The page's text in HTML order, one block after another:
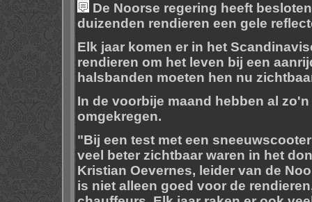
De Noorse regering heeft
duizenden rendieren een gele
Elk jaar komen er in het
rendieren om het leven bij een
halsbanden moeten hen nu
In de voorbije maand hebben al
omgekregen.
"Bij een test met een
veel beter zichtbaar waren in het
Kristian Oevernes, leider van de
is niet alleen goed voor de